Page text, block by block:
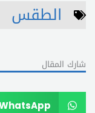
الطقس
شارك المقال